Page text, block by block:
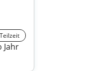
Teilzeit
Jahr